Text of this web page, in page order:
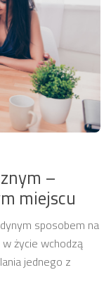
–
miejscu
sposobem na
życie wchodzą
jednego z